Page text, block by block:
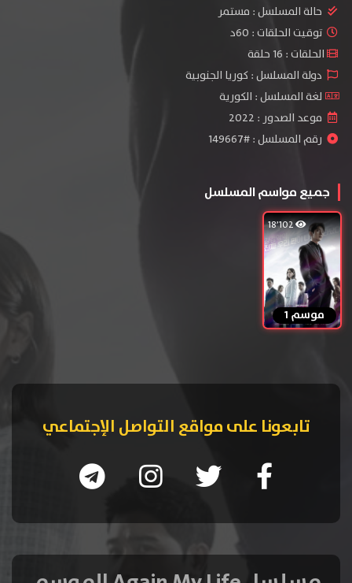
حالة المسلسل : مستمر
توقيت الحلقات : 60د
الحلقات : 16 حلقة
دولة المسلسل : كوريا الجنوبية
لغة المسلسل : الكورية
موعد الصدور : 2022
رقم المسلسل : #149667
جميع مواسم المسلسل
18٬102
موسم 1
تابعونا على مواقع التواصل الإجتماعي